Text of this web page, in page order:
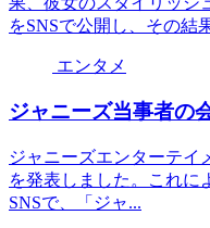
をSNSで公開し、その結
エンタメ
ジャニーズ当事者の
ジャニーズエンターテイ
を発表しました。これに
SNSで、「ジャ...